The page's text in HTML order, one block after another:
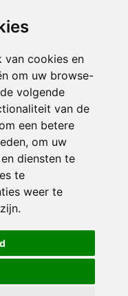
van cookies en
om uw browse-
volgende
van de
een betere
, om uw
diensten te
te
weer te
.
voorbehouden
|RSIN en Anbi